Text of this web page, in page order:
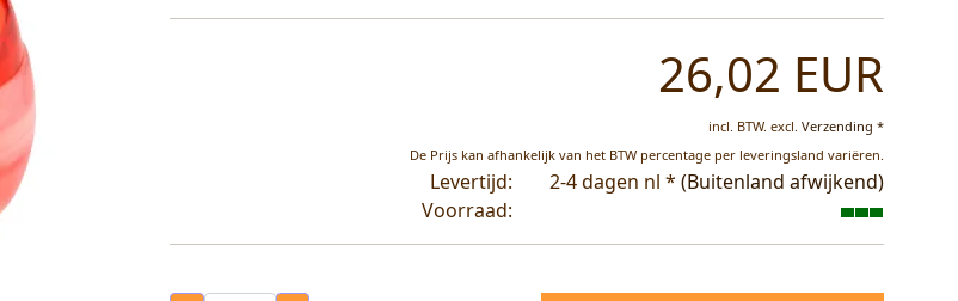
26,02 EUR
incl. BTW. excl.Verzending *
De Prijs kan afhankelijk van het BTW percentage per leveringsland variëren.
Levertijd: 2-4 dagen nl * (Buitenland afwijkend)
Voorraad: